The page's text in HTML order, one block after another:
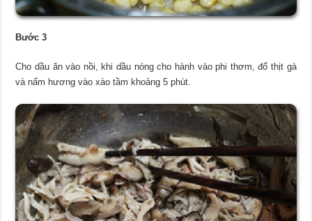
Bước 3
Cho dầu ăn vào nồi, khi dầu nóng cho hành vào phi thơm, đổ thịt gà
và nấm hương vào xào tầm khoảng 5 phút.